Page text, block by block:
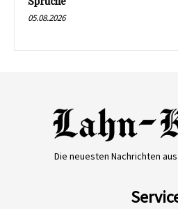
05.08.2026
Die neuesten Nachrichten